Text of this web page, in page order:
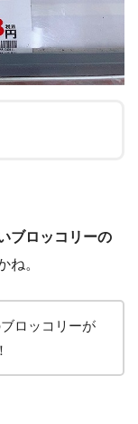
ブロッコリーの
ね。
ロッコリーが